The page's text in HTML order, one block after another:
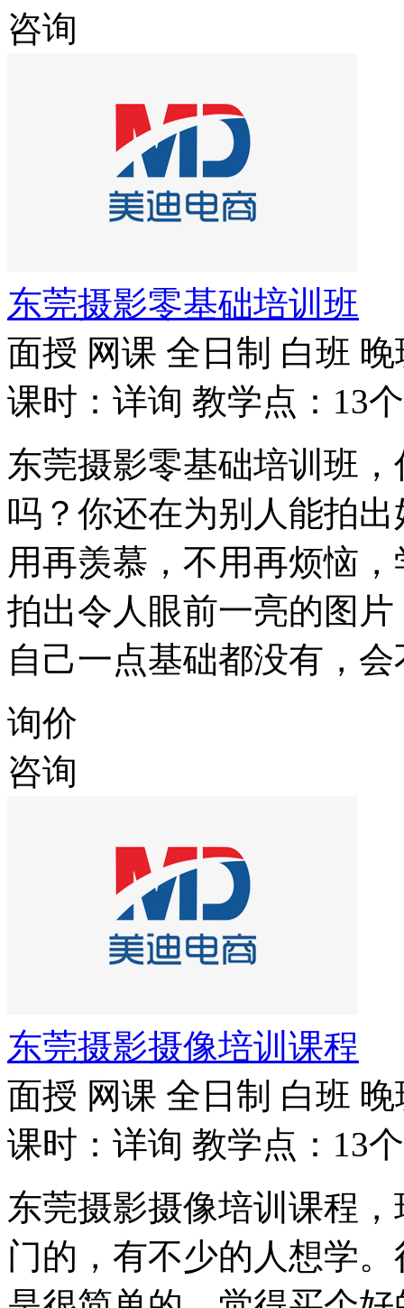
咨询
东莞摄影零基础培训班
面授 网课 全日制 白班 晚
课时：详询 教学点：13个
东莞摄影零基础培训班
吗？你还在为别人能拍
用再羡慕，不用再烦恼
拍出令人眼前一亮的图
自己一点基础都没有，
询价
咨询
东莞摄影摄像培训课程
面授 网课 全日制 白班 晚
课时：详询 教学点：13个
东莞摄影摄像培训课程
门的，有不少的人想学